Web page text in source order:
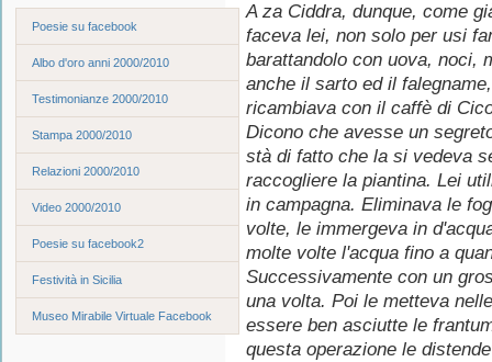
Poesie su facebook
Albo d'oro anni 2000/2010
Testimonianze 2000/2010
Stampa 2000/2010
Relazioni 2000/2010
Video 2000/2010
Poesie su facebook2
Festività in Sicilia
Museo Mirabile Virtuale Facebook
A za Ciddra, dunque, come
faceva lei, non solo per usi
barattandolo con uova, noci,
anche il sarto ed il
ricambiava con il caffè di
Dicono che avesse un
stà di fatto che la si vedeva
raccogliere la piantina. Lei
in campagna. Eliminava le
volte, le immergeva in
molte volte l'acqua fino a
Successivamente con un
una volta. Poi le metteva
essere ben asciutte le
questa operazione le